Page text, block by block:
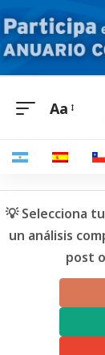
Aa
💡 Selecciona
un análisis
post